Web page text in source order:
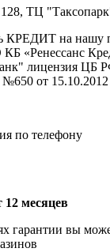
ТЦ
КРЕДИТ на нашу
КБ «Ренессанс
лицензия ЦБ
от 15.10.2012
по телефону
12 месяцев
гарантии вы